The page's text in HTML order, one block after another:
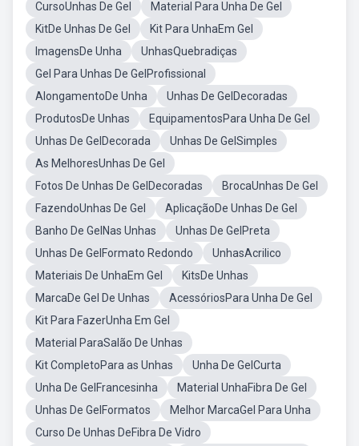
CursoUnhas De Gel
Material Para Unha De Gel
KitDe Unhas De Gel
Kit Para UnhaEm Gel
ImagensDe Unha
UnhasQuebradiças
Gel Para Unhas De GelProfissional
AlongamentoDe Unha
Unhas De GelDecoradas
ProdutosDe Unhas
EquipamentosPara Unha De Gel
Unhas De GelDecorada
Unhas De GelSimples
As MelhoresUnhas De Gel
Fotos De Unhas De GelDecoradas
BrocaUnhas De Gel
FazendoUnhas De Gel
AplicaçãoDe Unhas De Gel
Banho De GelNas Unhas
Unhas De GelPreta
Unhas De GelFormato Redondo
UnhasAcrilico
Materiais De UnhaEm Gel
KitsDe Unhas
MarcaDe Gel De Unhas
AcessóriosPara Unha De Gel
Kit Para FazerUnha Em Gel
Material ParaSalão De Unhas
Kit CompletoPara as Unhas
Unha De GelCurta
Unha De GelFrancesinha
Material UnhaFibra De Gel
Unhas De GelFormatos
Melhor MarcaGel Para Unha
Curso De Unhas DeFibra De Vidro